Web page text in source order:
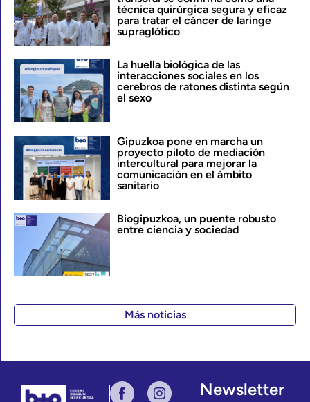
técnica quirúrgica segura y eficaz
para tratar el cáncer de laringe
supraglótico
La huella biológica de las
interacciones sociales en los
cerebros de ratones distinta según
el sexo
Gipuzkoa pone en marcha un
proyecto piloto de mediación
intercultural para mejorar la
comunicación en el ámbito
sanitario
Biogipuzkoa, un puente robusto
entre ciencia y sociedad
Más noticias
Newsletter